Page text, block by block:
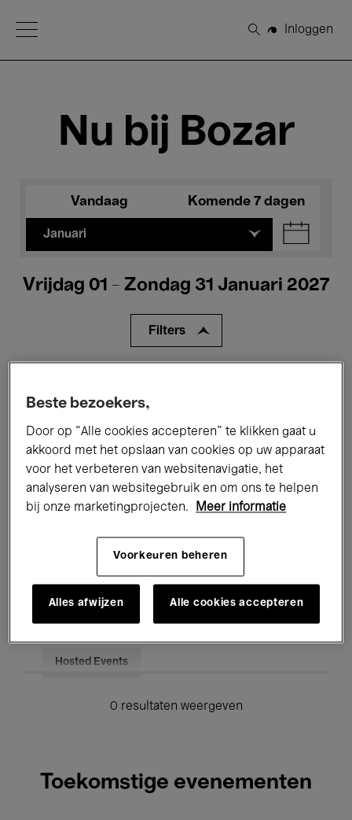
Open Menu
Zoeken
Inloggen
Nu bij Bozar
Vandaag Komende 7 dagen
Januari
Vrijdag 01 - Zondag 31 Januari 2027
Filters
Performances Lezingen & Debatten
Jazz Klassieke Muziek Global Music
Onderwijs Rondleidingen
Hosted Events
0 resultaten weergeven
Toekomstige evenementen
Beste bezoekers,
Door op “Alle cookies accepteren” te klikken gaat u
akkoord met het opslaan van cookies op uw apparaat
voor het verbeteren van websitenavigatie, het
analyseren van websitegebruik en om ons te helpen
bij onze marketingprojecten.
Meer informatie
Voorkeuren beheren
Alles afwijzen Alle cookies accepteren